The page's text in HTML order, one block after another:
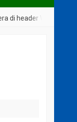
header Website